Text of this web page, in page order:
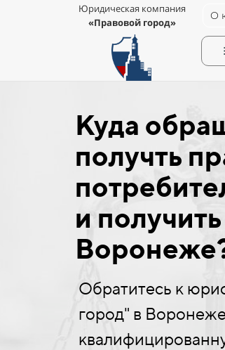
Юридическая компания
«Правовой город»
О
Куда
получть
и
Обратитесь к
город" в